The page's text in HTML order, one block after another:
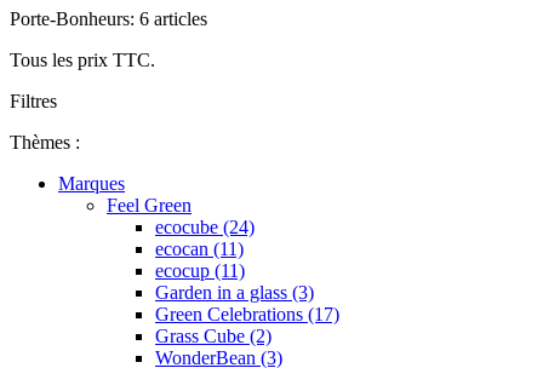
Porte-Bonheurs: 6 articles
Tous les prix TTC.
Filtres
Thèmes :
Marques
Feel Green
ecocube (24)
ecocan (11)
ecocup (11)
Garden in a glass (3)
Green Celebrations (17)
Grass Cube (2)
WonderBean (3)